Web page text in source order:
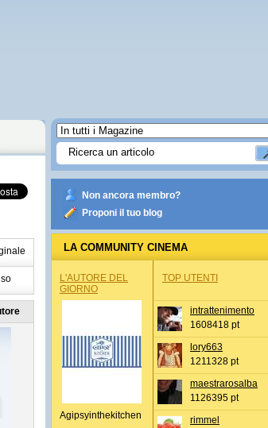
Non ancora membro?
Proponi il tuo blog
LA COMMUNITY CINEMA
L'AUTORE DEL
GIORNO
Agipsyinthekitchen
TOP UTENTI
intrattenimento
1608418 pt
lory663
1211328 pt
maestrarosalba
1126395 pt
rimmel